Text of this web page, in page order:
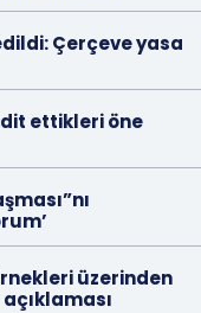
Çerçeve yasa
ettikleri öne
üzerinden